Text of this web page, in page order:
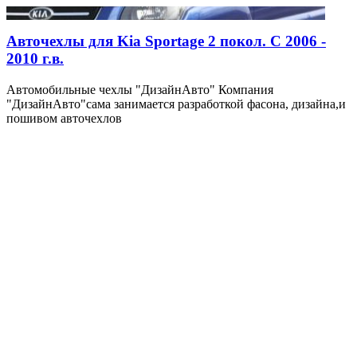
Авточехлы для Kia Sportage 2 покол. С 2006 -
2010 г.в.
Автомобильные чехлы "ДизайнАвто" Компания
"ДизайнАвто"сама занимается разработкой фасона, дизайна,и
пошивом авточехлов